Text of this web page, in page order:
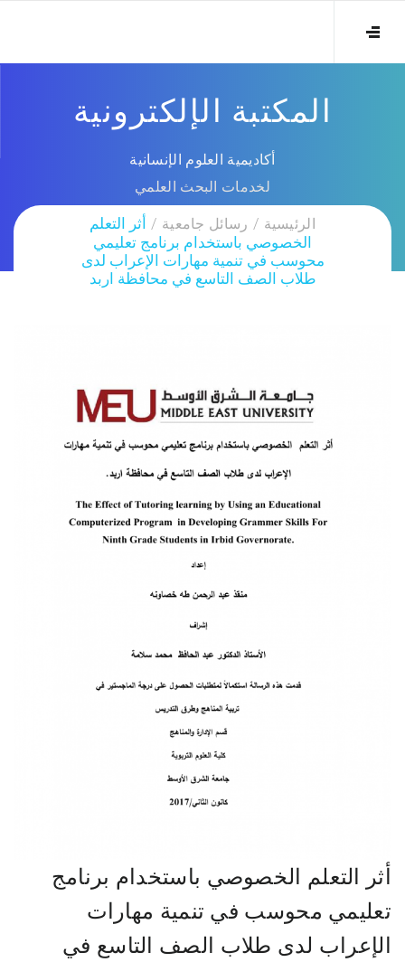
المكتبة الإلكترونية
أكاديمية العلوم الإنسانية
لخدمات البحث العلمي
الرئيسية رسائل جامعية
أثر التعلم
الخصوصي باستخدام برنامج تعليمي
محوسب في تنمية مهارات الإعراب لدى
طلاب الصف التاسع في محافظة اربد
أثر التعلم الخصوصي باستخدام برنامج
تعليمي محوسب في تنمية مهارات
الإعراب لدى طلاب الصف التاسع في